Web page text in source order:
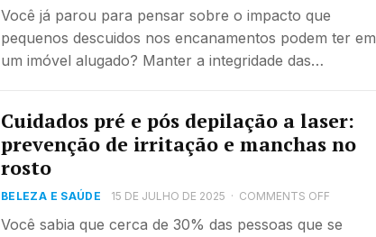
Você já parou para pensar sobre o impacto que
pequenos descuidos nos encanamentos podem ter em
um imóvel alugado? Manter a integridade das…
Cuidados pré e pós depilação a laser:
prevenção de irritação e manchas no
rosto
BELEZA E SAÚDE 15 DE JULHO DE 2025 · COMMENTS OFF
Você sabia que cerca de 30% das pessoas que se